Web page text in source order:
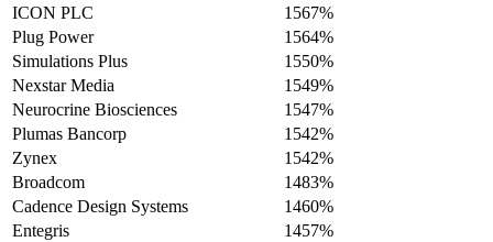
ICON PLC
1567%
Plug Power
1564%
Simulations Plus
1550%
Nexstar Media
1549%
Neurocrine Biosciences
1547%
Plumas Bancorp
1542%
Zynex
1542%
Broadcom
1483%
Cadence Design Systems
1460%
Entegris
1457%